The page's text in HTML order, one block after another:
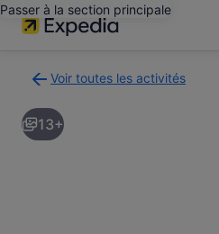
Passer à la section principale
Voir toutes les activités
à
la
page
13+